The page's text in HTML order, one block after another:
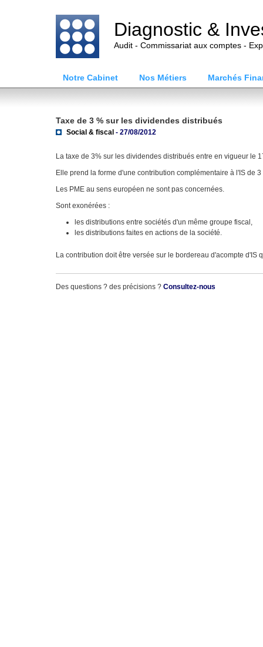
Diagnostic &
Audit - Commissariat aux comptes -
Notre Cabinet Nos Métiers Marchés
Taxe de 3 % sur les dividendes distribués
Social & fiscal - 27/08/2012
La taxe de 3% sur les dividendes distribués entre en vigueur le
Elle prend la forme d'une contribution complémentaire à l'IS de
Les PME au sens européen ne sont pas concernées.
Sont exonérées :
les distributions entre sociétés d'un même groupe fiscal,
les distributions faites en actions de la société.
La contribution doit être versée sur le bordereau d'acompte d'IS
Des questions ? des précisions ? Consultez-nous